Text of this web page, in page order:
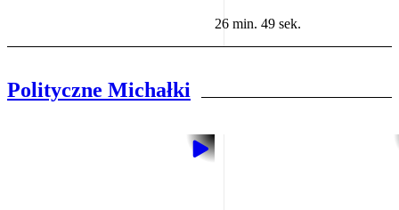
26 min. 49 sek.
Polityczne Michałki